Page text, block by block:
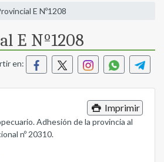
E Nº1208
E Nº1208
en:
Imprimir
Adhesión de la provincia al
nº 20310.